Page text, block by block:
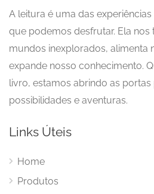
A leitura é uma das
que podemos desfrutar. Ela nos
mundos inexplorados, alimenta
expande nosso conhecimento.
livro, estamos abrindo as portas
possibilidades e aventuras.
Links Úteis
Home
Produtos